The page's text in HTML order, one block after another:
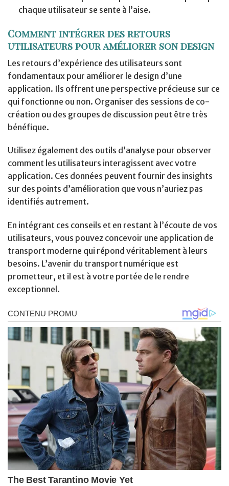
chaque utilisateur se sente à l’aise.
Comment intégrer des retours
utilisateurs pour améliorer son design
Les retours d’expérience des utilisateurs sont
fondamentaux pour améliorer le design d’une
application. Ils offrent une perspective précieuse sur ce
qui fonctionne ou non. Organiser des sessions de co-
création ou des groupes de discussion peut être très
bénéfique.
Utilisez également des outils d’analyse pour observer
comment les utilisateurs interagissent avec votre
application. Ces données peuvent fournir des insights
sur des points d’amélioration que vous n’auriez pas
identifiés autrement.
En intégrant ces conseils et en restant à l’écoute de vos
utilisateurs, vous pouvez concevoir une application de
transport moderne qui répond véritablement à leurs
besoins. L’avenir du transport numérique est
prometteur, et il est à votre portée de le rendre
exceptionnel.